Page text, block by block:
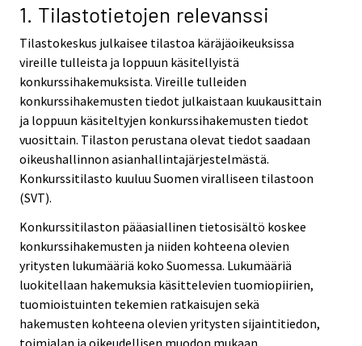
1. Tilastotietojen relevanssi
Tilastokeskus julkaisee tilastoa käräjäoikeuksissa
vireille tulleista ja loppuun käsitellyistä
konkurssihakemuksista. Vireille tulleiden
konkurssihakemusten tiedot julkaistaan kuukausittain
ja loppuun käsiteltyjen konkurssihakemusten tiedot
vuosittain. Tilaston perustana olevat tiedot saadaan
oikeushallinnon asianhallintajärjestelmästä.
Konkurssitilasto kuuluu Suomen viralliseen tilastoon
(SVT).
Konkurssitilaston pääasiallinen tietosisältö koskee
konkurssihakemusten ja niiden kohteena olevien
yritysten lukumääriä koko Suomessa. Lukumääriä
luokitellaan hakemuksia käsittelevien tuomiopiirien,
tuomioistuinten tekemien ratkaisujen sekä
hakemusten kohteena olevien yritysten sijaintitiedon,